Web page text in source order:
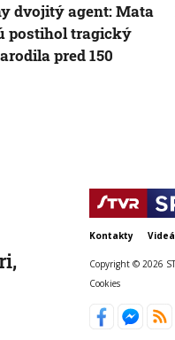
dvojitý agent: Mata
postihol tragický
pred 150
Kontakty Videá
Copyright © 2026
Cookies